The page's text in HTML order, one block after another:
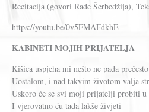
Recitacija (govori Rade Šerbedžija),
https://youtu.be/0v5FMAFdkhE
KABINETI MOJIH PRIJATELJA
Kišica uspjeha mi nešto ne pada prečesto
Uostalom, i nad takvim životom valja
Uskoro će se svi moji prijatelji probiti u
I vjerovatno ću tada lakše živjeti